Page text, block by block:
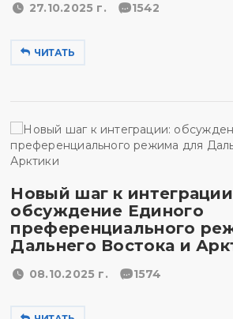
27.10.2025 г. 1542
ЧИТАТЬ
Новый шаг к
обсуждение Единого
преференциального
Дальнего Востока и
08.10.2025 г. 1574